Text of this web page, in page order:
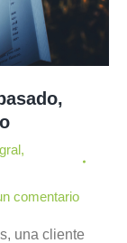
,
comentario
una cliente